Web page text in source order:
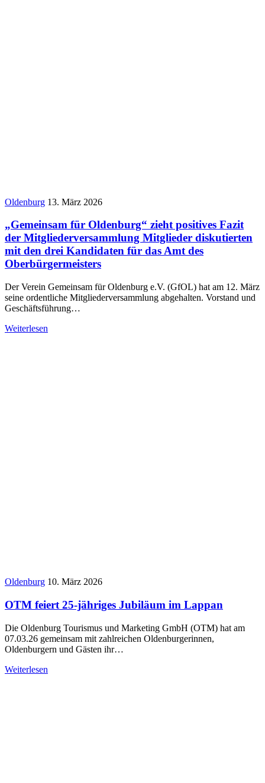
Oldenburg 13. März 2026
„Gemeinsam für Oldenburg“ zieht positives Fazit
der Mitgliederversammlung Mitglieder diskutierten
mit den drei Kandidaten für das Amt des
Oberbürgermeisters
Der Verein Gemeinsam für Oldenburg e.V. (GfOL) hat am 12. März
seine ordentliche Mitgliederversammlung abgehalten. Vorstand und
Geschäftsführung…
Weiterlesen
Oldenburg 10. März 2026
OTM feiert 25-jähriges Jubiläum im Lappan
Die Oldenburg Tourismus und Marketing GmbH (OTM) hat am
07.03.26 gemeinsam mit zahlreichen Oldenburgerinnen,
Oldenburgern und Gästen ihr…
Weiterlesen